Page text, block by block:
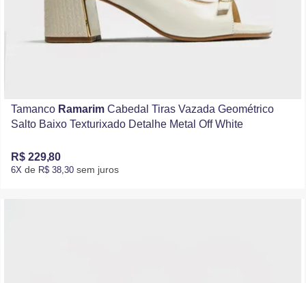
Tamanco Ramarim Cabedal Tiras Vazada Geométrico
Salto Baixo Texturixado Detalhe Metal Off White
R$ 229,80
6X de R$ 38,30 sem juros